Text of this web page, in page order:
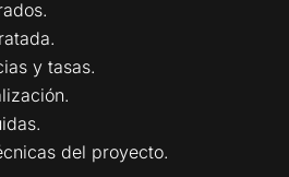
y tasas.
del proyecto.